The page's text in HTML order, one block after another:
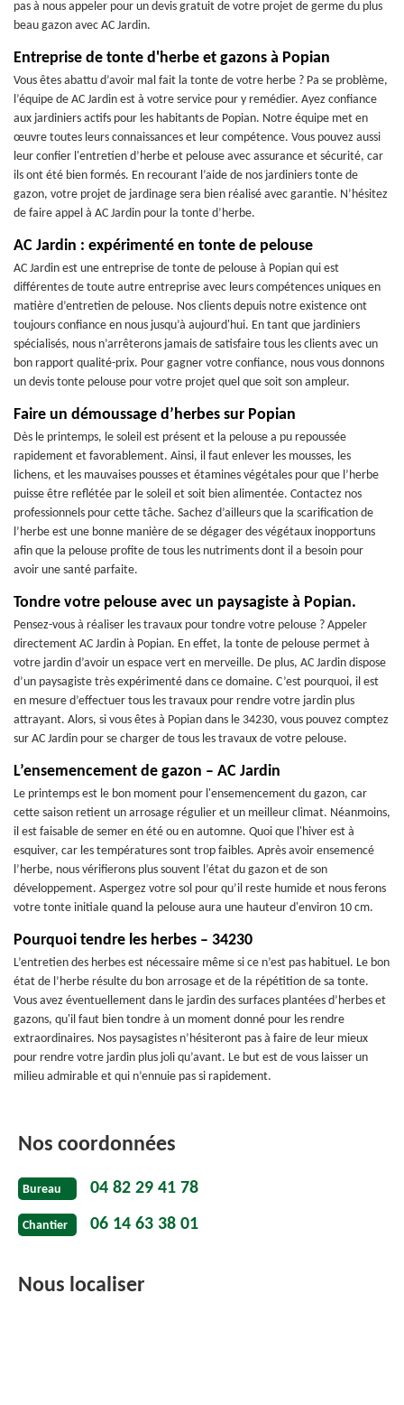
pas à nous appeler pour un devis gratuit de votre projet de germe du plus
beau gazon avec AC Jardin.
Entreprise de tonte d'herbe et gazons à Popian
Vous êtes abattu d’avoir mal fait la tonte de votre herbe ? Pa se problème,
l’équipe de AC Jardin est à votre service pour y remédier. Ayez confiance
aux jardiniers actifs pour les habitants de Popian. Notre équipe met en
œuvre toutes leurs connaissances et leur compétence. Vous pouvez aussi
leur confier l'entretien d’herbe et pelouse avec assurance et sécurité, car
ils ont été bien formés. En recourant l’aide de nos jardiniers tonte de
gazon, votre projet de jardinage sera bien réalisé avec garantie. N’hésitez
de faire appel à AC Jardin pour la tonte d’herbe.
AC Jardin : expérimenté en tonte de pelouse
AC Jardin est une entreprise de tonte de pelouse à Popian qui est
différentes de toute autre entreprise avec leurs compétences uniques en
matière d’entretien de pelouse. Nos clients depuis notre existence ont
toujours confiance en nous jusqu’à aujourd'hui. En tant que jardiniers
spécialisés, nous n’arrêterons jamais de satisfaire tous les clients avec un
bon rapport qualité-prix. Pour gagner votre confiance, nous vous donnons
un devis tonte pelouse pour votre projet quel que soit son ampleur.
Faire un démoussage d’herbes sur Popian
Dès le printemps, le soleil est présent et la pelouse a pu repoussée
rapidement et favorablement. Ainsi, il faut enlever les mousses, les
lichens, et les mauvaises pousses et étamines végétales pour que l’herbe
puisse être reflétée par le soleil et soit bien alimentée. Contactez nos
professionnels pour cette tâche. Sachez d’ailleurs que la scarification de
l’herbe est une bonne manière de se dégager des végétaux inopportuns
afin que la pelouse profite de tous les nutriments dont il a besoin pour
avoir une santé parfaite.
Tondre votre pelouse avec un paysagiste à Popian.
Pensez-vous à réaliser les travaux pour tondre votre pelouse ? Appeler
directement AC Jardin à Popian. En effet, la tonte de pelouse permet à
votre jardin d’avoir un espace vert en merveille. De plus, AC Jardin dispose
d’un paysagiste très expérimenté dans ce domaine. C’est pourquoi, il est
en mesure d’effectuer tous les travaux pour rendre votre jardin plus
attrayant. Alors, si vous êtes à Popian dans le 34230, vous pouvez comptez
sur AC Jardin pour se charger de tous les travaux de votre pelouse.
L’ensemencement de gazon – AC Jardin
Le printemps est le bon moment pour l'ensemencement du gazon, car
cette saison retient un arrosage régulier et un meilleur climat. Néanmoins,
il est faisable de semer en été ou en automne. Quoi que l'hiver est à
esquiver, car les températures sont trop faibles. Après avoir ensemencé
l’herbe, nous vérifierons plus souvent l’état du gazon et de son
développement. Aspergez votre sol pour qu’il reste humide et nous ferons
votre tonte initiale quand la pelouse aura une hauteur d'environ 10 cm.
Pourquoi tendre les herbes – 34230
L’entretien des herbes est nécessaire même si ce n’est pas habituel. Le bon
état de l’herbe résulte du bon arrosage et de la répétition de sa tonte.
Vous avez éventuellement dans le jardin des surfaces plantées d’herbes et
gazons, qu'il faut bien tondre à un moment donné pour les rendre
extraordinaires. Nos paysagistes n’hésiteront pas à faire de leur mieux
pour rendre votre jardin plus joli qu’avant. Le but est de vous laisser un
milieu admirable et qui n’ennuie pas si rapidement.
Nos coordonnées
Bureau 04 82 29 41 78
Chantier 06 14 63 38 01
Nous localiser